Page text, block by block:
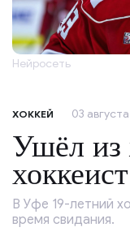
Нейросеть
ХОККЕЙ 03
Ушёл из
хоккеист
В Уфе 19-летний
время свидания.